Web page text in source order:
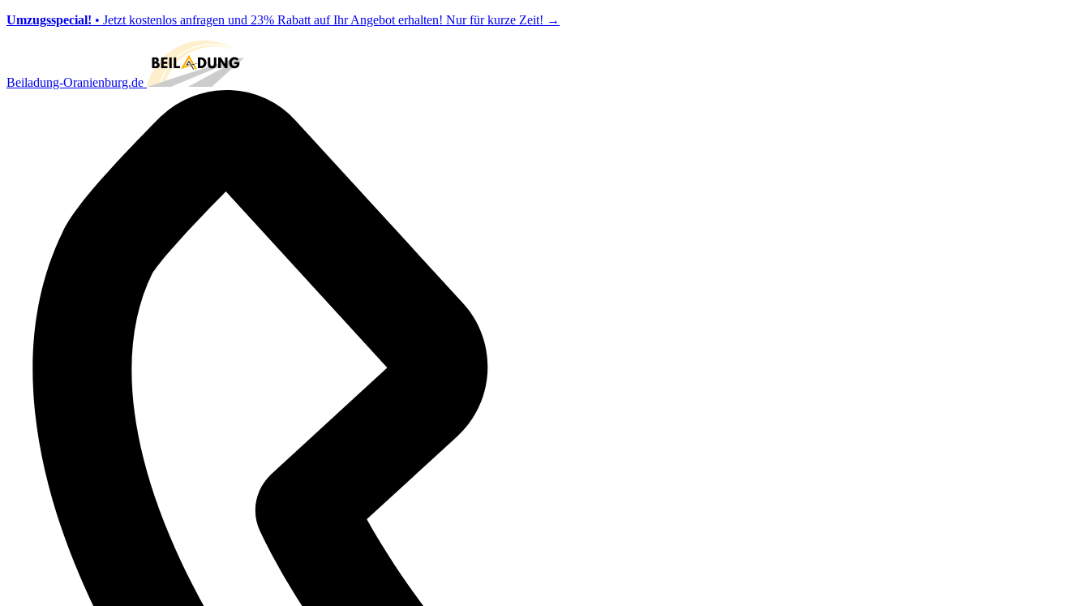
Umzugsspecial! • Jetzt kostenlos anfragen und 23% Rabatt auf Ihr Angebot erhalten! Nur für kurze Zeit! →
Beiladung-Oranienburg.de